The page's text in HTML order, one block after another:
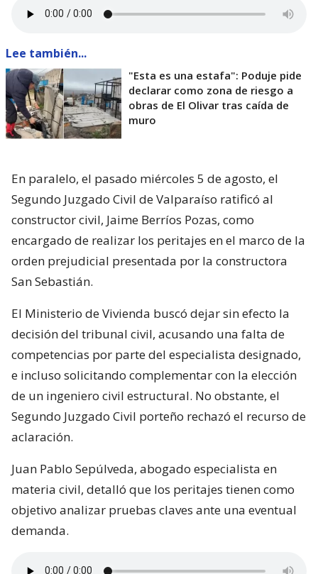
Lee también...
"Esta es una estafa": Poduje pide
declarar como zona de riesgo a
obras de El Olivar tras caída de
muro
En paralelo, el pasado miércoles 5 de agosto, el
Segundo Juzgado Civil de Valparaíso ratificó al
constructor civil, Jaime Berríos Pozas, como
encargado de realizar los peritajes en el marco de la
orden prejudicial presentada por la constructora
San Sebastián.
El Ministerio de Vivienda buscó dejar sin efecto la
decisión del tribunal civil, acusando una falta de
competencias por parte del especialista designado,
e incluso solicitando complementar con la elección
de un ingeniero civil estructural. No obstante, el
Segundo Juzgado Civil porteño rechazó el recurso de
aclaración.
Juan Pablo Sepúlveda, abogado especialista en
materia civil, detalló que los peritajes tienen como
objetivo analizar pruebas claves ante una eventual
demanda.